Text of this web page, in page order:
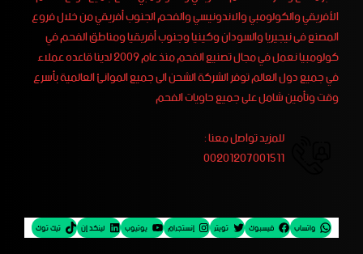
الأفريقي والكولومبي والاندونيسي والفحم الجنوب أفريقي من خلال فروع
المصنع فى نيجيريا والسودان وكينيا وجنوب أفريقيا ومناطق الفحم في
كولومبيا نعمل في مجال تصنيع الفحم منذ عام 2009 لدينا قاعده عملاء
في جميع دول العالم توفر الشركة الشحن الى جميع الموانئ العالمية بأسرع
وقت وتأمين شامل على جميع حاويات الفحم
للمزيد تواصل معنا :
00201207001511
واتساب فيسبوك تويتر إنستجرام يوتيوب لينكد إن تيك توك